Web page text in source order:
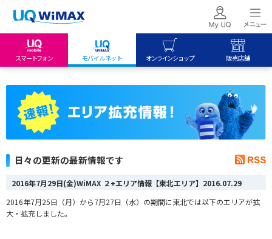
スマートフォン モバイルネット オンラインショップ 販売店舗
My UQ mobile
UQ mobile
UQ WiMAX
UQ WiMAX
日々の更新の最新情報です
2016年7月29日(金)WiMAX ２+エリア情報【東北エリア】 2016.07.29
2016年7月25日（月）から7月27日（水）の期間に東北では以下のエリアが拡
大・拡充しました。